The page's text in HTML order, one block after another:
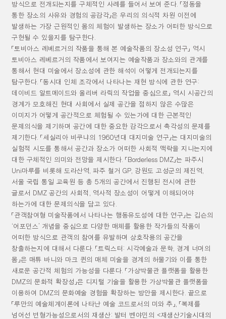
방식으로 전개되는지를 구체적인 사례를 들어서 보여 준다 .「정동을
통한 장소의 사유와 경험의 공감각 」은 우리의 의식적 차원 이전에
발생하는 가장 근원적인 몸의 체험이 발생하는 장소가 어떠한 방식으로
구현될 수 있을지를 탐구한다
「 토비아스 레베르거의 작품을 통해 본 예술작품의 장소성 연구 」 역시
토비아스 레베르거의 작품에서 보여지는 예술작품과 장소와의 관계를
통해서 현대 미술에서 장소성에 관한 해석이 어떻게 전개되는지를
탐구한다 .「동시대 인체 조각에서 나타나는 재현 방식에 관한 연구:
데이비드 알트메이드와 올리버 라릭의 작업을 중심으로 」 역시 시공간의
경계가 모호해진 현대 사회에서 실제 공간을 점하지 않은 수많은
이미지가 어떻게 공간적으로 체험될 수 있는가에 대한 근본적인
문제의식을 제기하며 공간에 대한 중요한 감각으로서 촉각성의 문제를
제기한다 .「세실리아 비쿠냐의 1960년대 대지미술 연구 」는 대지미술의
실험적 시도를 통해서 공간과 장소가 어떠한 사회적 맥락을 지니는지에
대한 구체적인 의미와 전망을 제시한다 .「 Borderless DMZ 」는 파주시
Uni마루를 비롯해 도라산역 ,파주 철거GP, 강원도 고성군의 제진역
서울 국립 통일 교육원 등 총 5개의 공간에서 진행된 전시에 관한
글로서
DMZ공간의 사회적
역사적 장소성이 어떻게 이해되어야
하는가에 대한 문제의식을 담고 있다
「관객참여형 미술작품에서 나타나는 행동유도성에 대한 연구 」는 깁슨의
‘어포던스 ’ 개념을 중심으로 다양한 매체를 활용한 작가들의 작품이
어떠한 방식으로 관객의 참여를 유발하며 상호작용의 공간을
창출하는지에 대해서 다룬다 .「 트릭스터 : 시각예술과 문학
경계 너머의
몸 」은 매튜 바니와 마크 퀸의 매체 미술을 경계의 허물기와 이를 통한
새로운 공간적 체험의 가능성을 다룬다 .「가상박물관 플랫폼을 활용한
DMZ의 문화적 확장성 」은 디지털 기술을 활용한 가상박물관 플랫폼을
이용하여
DMZ의 문화예술 경험을 확장하는 방안을 제시한다
끝으로
「루만의 예술체계이론에 나타난 예술 코드로서의 미와 추 」 「복제를
넘어선 변형가능성으로서의 재생산: 발터 벤야민의 <재생산기술시대의